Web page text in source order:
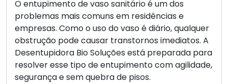
O entupimento de vaso sanitário é um dos
problemas mais comuns em residências e
empresas. Como o uso do vaso é diário, qualquer
obstrução pode causar transtornos imediatos. A
Desentupidora Bio Soluções está preparada para
resolver esse tipo de entupimento com agilidade,
segurança e sem quebra de pisos.